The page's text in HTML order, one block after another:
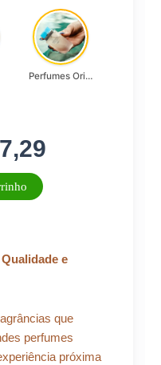
Perfumes Originais
é:
e
que
perfumes
próxima